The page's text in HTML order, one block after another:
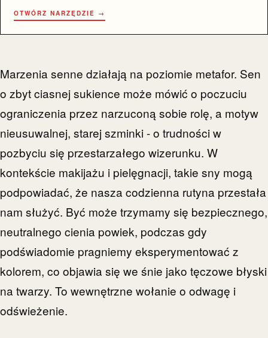
OTWÓRZ NARZĘDZIE →
Marzenia senne działają na poziomie metafor. Sen
o zbyt ciasnej sukience może mówić o poczuciu
ograniczenia przez narzuconą sobie rolę, a motyw
nieusuwalnej, starej szminki - o trudności w
pozbyciu się przestarzałego wizerunku. W
kontekście makijażu i pielęgnacji, takie sny mogą
podpowiadać, że nasza codzienna rutyna przestała
nam służyć. Być może trzymamy się bezpiecznego,
neutralnego cienia powiek, podczas gdy
podświadomie pragniemy eksperymentować z
kolorem, co objawia się we śnie jako tęczowe błyski
na twarzy. To wewnętrzne wołanie o odwagę i
odświeżenie.